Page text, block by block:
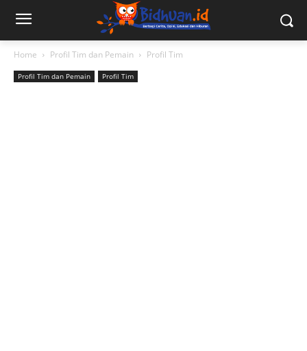
Home Profil Tim dan Pemain Profil Tim
Profil Tim dan Pemain Profil Tim